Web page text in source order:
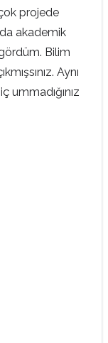
projede
akademik
Bilim
Aynı
ummadığınız